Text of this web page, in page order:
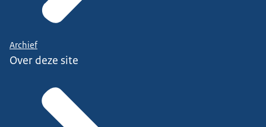
Archief
Over deze site